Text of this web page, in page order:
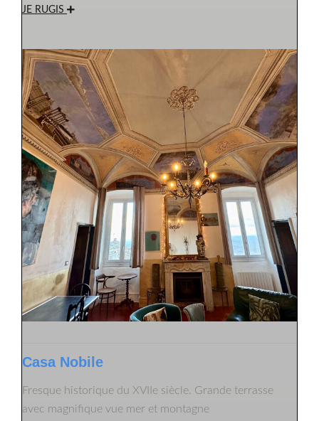
JE RUGIS
Casa Nobile
Fresque historique du XVIIe siècle. Grande terrasse
avec magnifique vue mer et montagne